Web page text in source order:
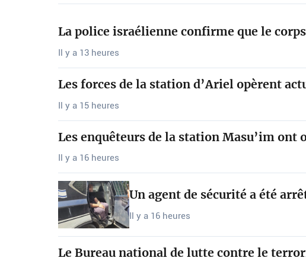
La police israélienne confirme que le
Il y a 13 heures
Les forces de la station d’Ariel opèrent
Il y a 15 heures
Les enquêteurs de la station Masu’im ont
Il y a 16 heures
Un agent de sécurité a été
Il y a 16 heures
Le Bureau national de lutte contre le